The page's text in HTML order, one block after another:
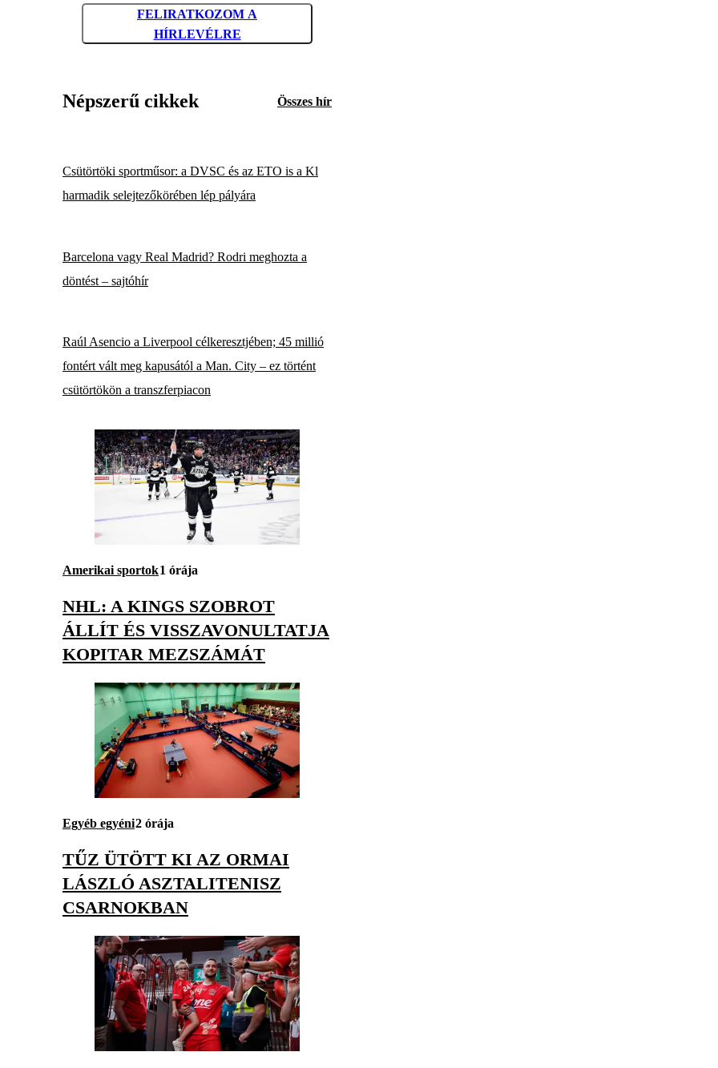
FELIRATKOZOM A
HÍRLEVÉLRE
Népszerű cikkek Összes hír
Csütörtöki sportműsor: a DVSC és az ETO is a Kl
harmadik selejtezőkörében lép pályára
Barcelona vagy Real Madrid? Rodri meghozta a
döntést – sajtóhír
Raúl Asencio a Liverpool célkeresztjében; 45 millió
fontért vált meg kapusától a Man. City – ez történt
csütörtökön a transzferpiacon
Amerikai sportok1 órája
NHL: A KINGS SZOBROT
ÁLLÍT ÉS VISSZAVONULTATJA
KOPITAR MEZSZÁMÁT
Egyéb egyéni2 órája
TŰZ ÜTÖTT KI AZ ORMAI
LÁSZLÓ ASZTALITENISZ
CSARNOKBAN